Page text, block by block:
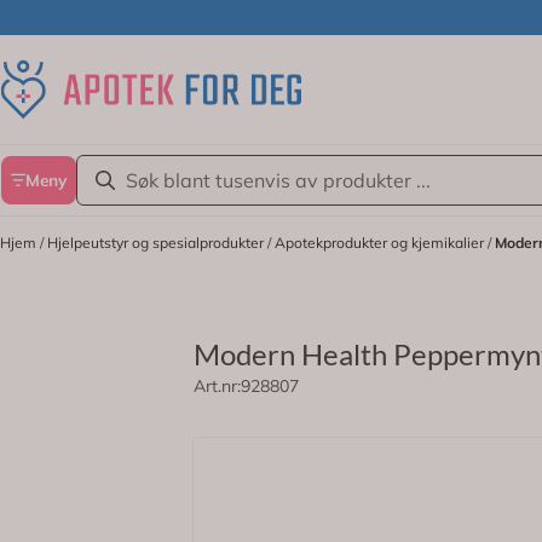
Meny
Hjem / Hjelpeutstyr og spesialprodukter/Apotekprodukter og kjemikalier/
Modern Health
Art.nr:928807
Modern Health Peppermynteolje er